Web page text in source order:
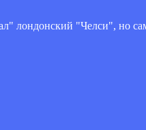
лондонский "Челси", но